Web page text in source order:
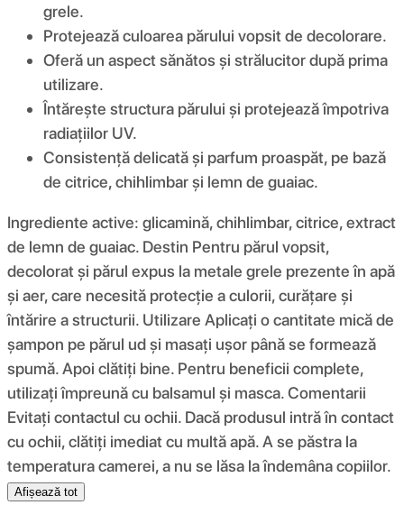
grele.
Protejează culoarea părului vopsit de decolorare.
Oferă un aspect sănătos și strălucitor după prima
utilizare.
Întărește structura părului și protejează împotriva
radiațiilor UV.
Consistență delicată și parfum proaspăt, pe bază
de citrice, chihlimbar și lemn de guaiac.
Ingrediente active: glicamină, chihlimbar, citrice, extract
de lemn de guaiac. Destin Pentru părul vopsit,
decolorat și părul expus la metale grele prezente în apă
și aer, care necesită protecție a culorii, curățare și
întărire a structurii. Utilizare Aplicați o cantitate mică de
șampon pe părul ud și masați ușor până se formează
spumă. Apoi clătiți bine. Pentru beneficii complete,
utilizați împreună cu balsamul și masca. Comentarii
Evitați contactul cu ochii. Dacă produsul intră în contact
cu ochii, clătiți imediat cu multă apă. A se păstra la
temperatura camerei, a nu se lăsa la îndemâna copiilor.
Afișează tot